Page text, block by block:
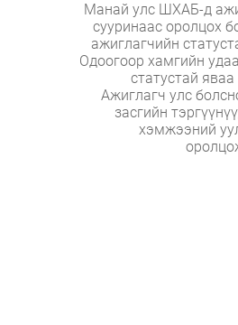
Манай улс ШХАБ-д
сууринаас оролцох
ажиглагчийн
Одоогоор хамгийн
статустай
Ажиглагч улс
засгийн
хэмжээний